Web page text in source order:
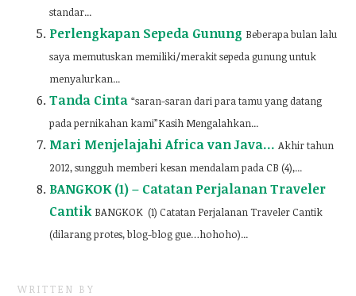
standar...
Perlengkapan Sepeda Gunung Beberapa bulan lalu
saya memutuskan memiliki/merakit sepeda gunung untuk
menyalurkan...
Tanda Cinta “saran-saran dari para tamu yang datang
pada pernikahan kami”Kasih Mengalahkan...
Mari Menjelajahi Africa van Java… Akhir tahun
2012, sungguh memberi kesan mendalam pada CB (4),...
BANGKOK (1) – Catatan Perjalanan Traveler
Cantik BANGKOK (1) Catatan Perjalanan Traveler Cantik
(dilarang protes, blog-blog gue…hohoho)...
WRITTEN BY